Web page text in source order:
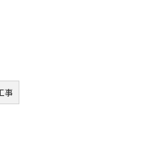
事